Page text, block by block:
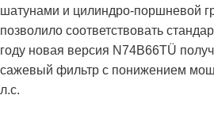
шатунами и цилиндро-поршневой
позволило соответствовать
году новая версия N74B66TÜ
сажевый фильтр с понижением
л.с.